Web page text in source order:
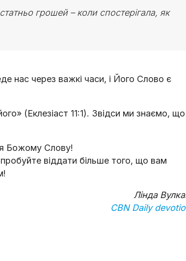
грошей – коли спостерігала, як
нас через важкі часи, і Його Слово є
(Еклезіаст 11:1). Звідси ми знаємо, що
Божому Слову!
віддати більше того, що вам
Лінда
CBN Daily